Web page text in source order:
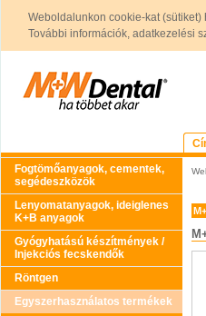
Weboldalunkon cookie-kat
További információk, adatkezelési
Fogtömőanyagok, cementek,
segédeszközök
Lenyomatanyagok, ideiglenes
K+B anyagok
Gyógyhatású készítmények /
Injekciós fecskendők
Röntgen
Egyszerhasználatos termékek